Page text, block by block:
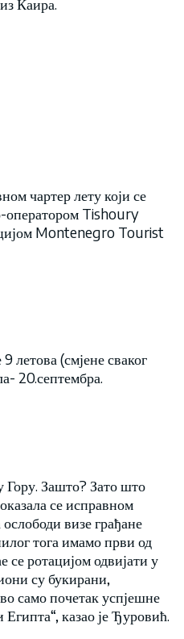
чартер лету који се
оператором Tishoury
Montenegro Tourist
летова (смјене сваког
20.септембра.
Гору. Зашто? Зато што
се исправном
визе грађане
тога имамо први од
се ротацијом одвијати у
су букирани,
само почетак успјешне
казао је Ђуровић.